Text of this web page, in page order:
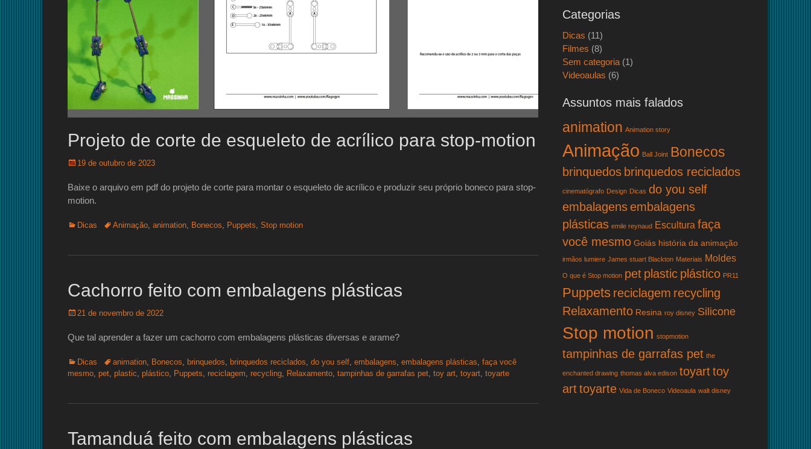
Projeto de corte de esqueleto de acrílico para stop-motion
Posted
19 de outubro de 2023
Baixe o arquivo em pdf do projeto de corte para montar o esqueleto de acrílico e produzir seu próprio boneco para stop-
motion.
Categorias:
Dicas Tags:Animação, animation, Bonecos, Puppets, Stop motion
Cachorro feito com embalagens plásticas
Posted
21 de novembro de 2022
Que tal aprender a fazer um cachorro com embalagens plásticas diversas e arame?
Categorias:
Dicas Tags:animation, Bonecos, brinquedos, brinquedos reciclados, do you self, embalagens, embalagens plásticas, faça você
mesmo, pet, plastic, plástico, Puppets, reciclagem, recycling, Relaxamento, tampinhas de garrafas pet, toy art, toyart, toyarte
Tamanduá feito com embalagens plásticas
Categorias
Dicas (11)
Filmes (8)
Sem categoria (1)
Videoaulas (6)
Assuntos mais falados
animation Animation story
Animação Ball Joint Bonecos
brinquedos brinquedos reciclados
cinematógrafo Design Dicas do you self
embalagensembalagens
plásticas emile reynaud Escultura faça
você mesmo Goiás história da animação
irmãos lumiere James stuart Blackton Materiais Moldes
O que é Stop motion pet plastic plástico PR11
Puppets reciclagem recycling
Relaxamento Resina roy disney Silicone
Stop motion stopmotion
tampinhas de garrafas pet the
enchanted drawing thomas alva edison toyarttoy
arttoyarte Vida de Boneco Videoaula walt disney